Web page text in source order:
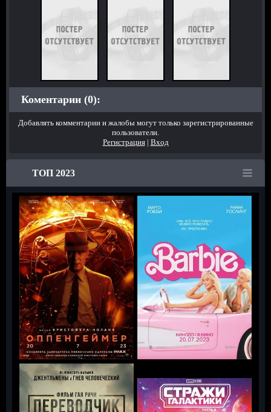
Коментарии (0):
Добавлять комментарии и жалобы могут только зарегистрированные
пользователи.
Регистрация| Вход
ТОП 2023